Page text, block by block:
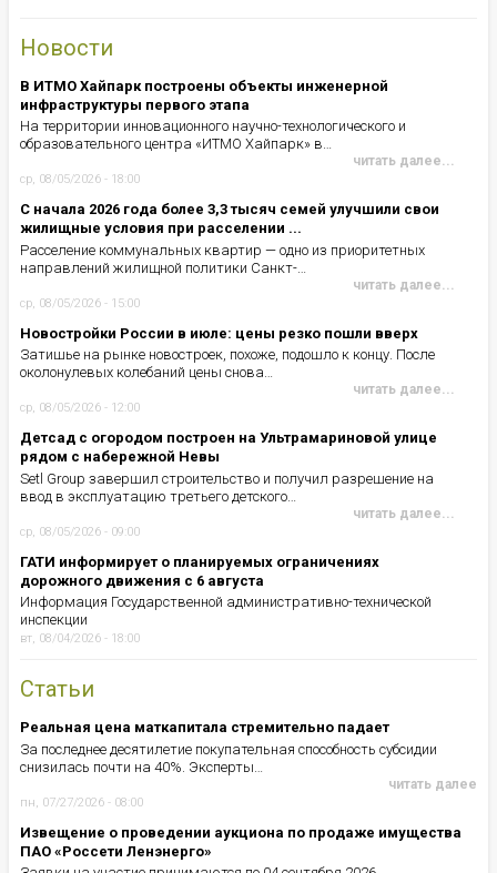
Новости
В ИТМО Хайпарк построены объекты инженерной
инфраструктуры первого этапа
На территории инновационного научно-технологического и
образовательного центра «ИТМО Хайпарк» в…
читать далее...
ср, 08/05/2026 - 18:00
С начала 2026 года более 3,3 тысяч семей улучшили свои
жилищные условия при расселении ...
Расселение коммунальных квартир — одно из приоритетных
направлений жилищной политики Санкт-…
читать далее...
ср, 08/05/2026 - 15:00
Новостройки России в июле: цены резко пошли вверх
Затишье на рынке новостроек, похоже, подошло к концу. После
околонулевых колебаний цены снова…
читать далее...
ср, 08/05/2026 - 12:00
Детсад с огородом построен на Ультрамариновой улице
рядом с набережной Невы
Setl Group завершил строительство и получил разрешение на
ввод в эксплуатацию третьего детского…
читать далее...
ср, 08/05/2026 - 09:00
ГАТИ информирует о планируемых ограничениях
дорожного движения с 6 августа
Информация Государственной административно-технической
инспекции
вт, 08/04/2026 - 18:00
Статьи
Реальная цена маткапитала стремительно падает
За последнее десятилетие покупательная способность субсидии
снизилась почти на 40%. Эксперты…
читать далее
пн, 07/27/2026 - 08:00
Извещение о проведении аукциона по продаже имущества
ПАО «Россети Ленэнерго»